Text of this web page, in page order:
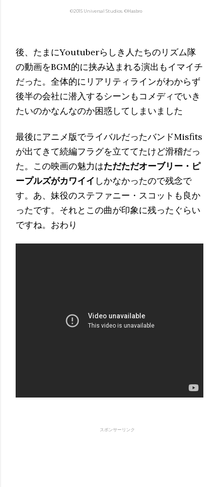
©2015 Universal Studios. ©Hasbro
後、たまにYoutuberらしき人たちのリズム隊
の動画をBGM的に挟み込まれる演出もイマイチ
だった。全体的にリアリティラインがわからず
後半の会社に潜入するシーンもコメディでいき
たいのかなんなのか困惑してしまいました
最後にアニメ版でライバルだったバンドMisfits
が出てきて続編フラグを立ててたけど滑稽だっ
た。この映画の魅力はただただオーブリー・ピ
ープルズがカワイイ しかなかったので残念で
す。あ、妹役のステファニー・スコットも良か
ったです。それとこの曲が印象に残ったぐらい
ですね。おわり
スポンサーリンク